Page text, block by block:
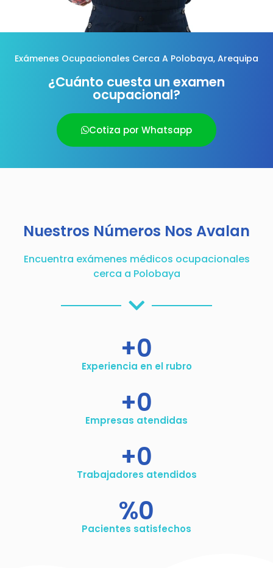
Exámenes Ocupacionales Cerca A Polobaya, Arequipa
¿Cuánto cuesta un examen
ocupacional?
Cotiza por Whatsapp
Nuestros Números Nos Avalan
Encuentra exámenes médicos ocupacionales
cerca a Polobaya
Experiencia en el rubro
+0
Empresas atendidas
+0
Trabajadores atendidos
+0
Pacientes satisfechos
%0